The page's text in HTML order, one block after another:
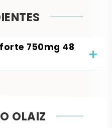
750mg 48
OLAIZ